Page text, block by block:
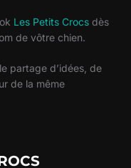
Les Petits Crocsdès
de vôtre chien.
partage d’idées, de
de la même